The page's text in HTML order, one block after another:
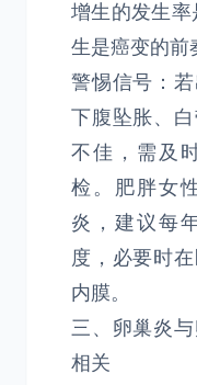
增生的发生
生是癌变的前
警惕信号：
下腹坠胀、
不佳，需及
检。肥胖女
炎，建议每
度，必要时
内膜。
三、卵巢炎
相关